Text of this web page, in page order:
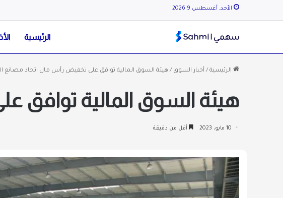
الأحد, أغسطس 9 2026
الرئيسية
الرئيسية / أخبار السوق / هيئة السوق المالية توافق على تخفيض رأس مال اتحاد مصانع
هيئة السوق المالية توافق
10 مايو، 2023 أقل من دقيقة